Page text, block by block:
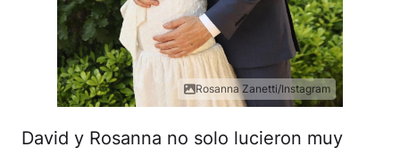
Rosanna Zanetti/Instagram
David y Rosanna no solo lucieron muy